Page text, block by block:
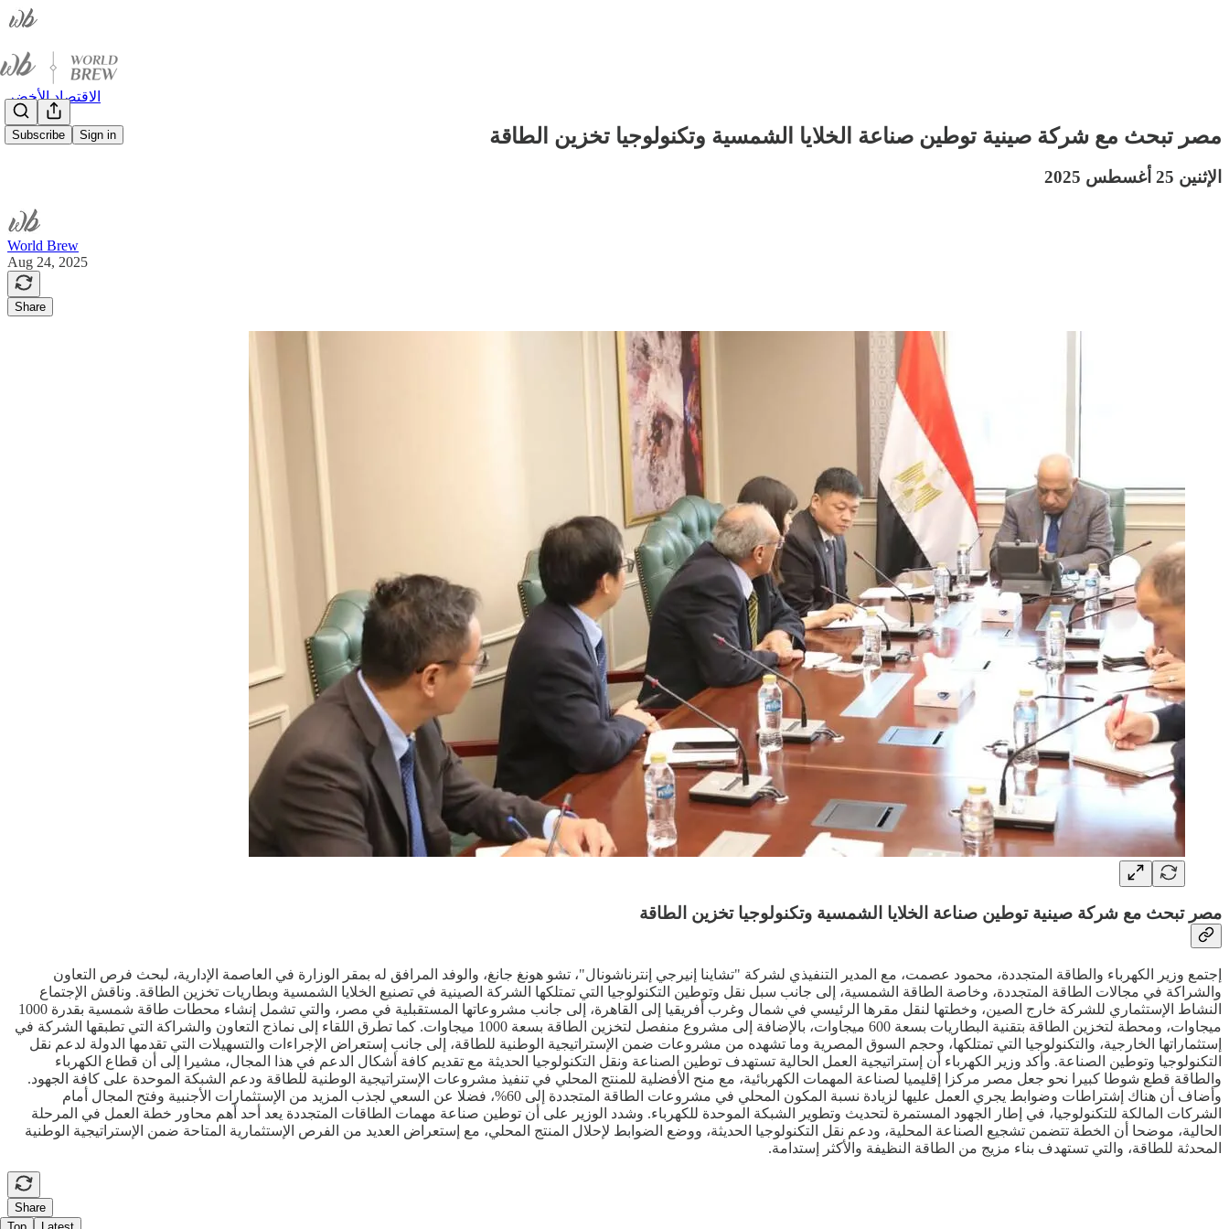
Subscribe Sign in
الاقتصاد الأخضر
مصر تبحث مع شركة صينية توطين صناعة الخلايا الشمسية وتكنولوجيا تخزين الطاقة
الإثنين 25 أغسطس 2025
World Brew
Aug 24, 2025
Share
مصر تبحث مع شركة صينية توطين صناعة الخلايا الشمسية وتكنولوجيا تخزين الطاقة
إجتمع وزير الكهرباء والطاقة المتجددة، محمود عصمت، مع المدير التنفيذي لشركة "تشاينا إنيرجي إنترناشونال"، تشو هونغ جانغ، والوفد المرافق له بمقر الوزارة في العاصمة الإدارية، لبحث فرص التعاون
والشراكة في مجالات الطاقة المتجددة، وخاصة الطاقة الشمسية، إلى جانب سبل نقل وتوطين التكنولوجيا التي تمتلكها الشركة الصينية في تصنيع الخلايا الشمسية وبطاريات تخزين الطاقة. وناقش الإجتماع
النشاط الإستثماري للشركة خارج الصين، وخطتها لنقل مقرها الرئيسي في شمال وغرب أفريقيا إلى القاهرة، إلى جانب مشروعاتها المستقبلية في مصر، والتي تشمل إنشاء محطات طاقة شمسية بقدرة 1000
ميجاوات، ومحطة لتخزين الطاقة بتقنية البطاريات بسعة 600 ميجاوات، بالإضافة إلى مشروع منفصل لتخزين الطاقة بسعة 1000 ميجاوات. كما تطرق اللقاء إلى نماذج التعاون والشراكة التي تطبقها الشركة في
إستثماراتها الخارجية، والتكنولوجيا التي تمتلكها، وحجم السوق المصرية وما تشهده من مشروعات ضمن الإستراتيجية الوطنية للطاقة، إلى جانب إستعراض الإجراءات والتسهيلات التي تقدمها الدولة لدعم نقل
التكنولوجيا وتوطين الصناعة. وأكد وزير الكهرباء أن إستراتيجية العمل الحالية تستهدف توطين الصناعة ونقل التكنولوجيا الحديثة مع تقديم كافة أشكال الدعم في هذا المجال، مشيرا إلى أن قطاع الكهرباء
والطاقة قطع شوطا كبيرا نحو جعل مصر مركزا إقليميا لصناعة المهمات الكهربائية، مع منح الأفضلية للمنتج المحلي في تنفيذ مشروعات الإستراتيجية الوطنية للطاقة ودعم الشبكة الموحدة على كافة الجهود.
وأضاف أن هناك إشتراطات وضوابط يجري العمل عليها لزيادة نسبة المكون المحلي في مشروعات الطاقة المتجددة إلى 60%، فضلا عن السعي لجذب المزيد من الإستثمارات الأجنبية وفتح المجال أمام
الشركات المالكة للتكنولوجيا، في إطار الجهود المستمرة لتحديث وتطوير الشبكة الموحدة للكهرباء. وشدد الوزير على أن توطين صناعة مهمات الطاقات المتجددة يعد أحد أهم محاور خطة العمل في المرحلة
الحالية، موضحا أن الخطة تتضمن تشجيع الصناعة المحلية، ودعم نقل التكنولوجيا الحديثة، ووضع الضوابط لإحلال المنتج المحلي، مع إستعراض العديد من الفرص الإستثمارية المتاحة ضمن الإستراتيجية الوطنية
المحدثة للطاقة، والتي تستهدف بناء مزيج من الطاقة النظيفة والأكثر إستدامة.
Share